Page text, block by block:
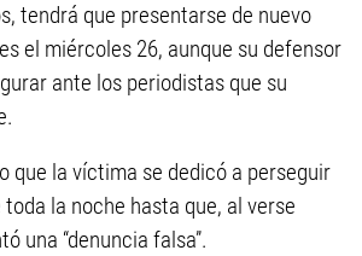
tendrá que presentarse de nuevo
el miércoles 26, aunque su defensor
ante los periodistas que su
que la víctima se dedicó a perseguir
la noche hasta que, al verse
una “denuncia falsa”.